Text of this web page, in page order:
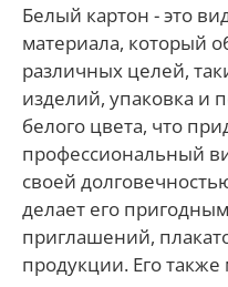
Белый картон - это
материала, который
различных целей,
изделий, упаковка и
белого цвета, что
профессиональный
своей
делает его
приглашений,
продукции. Его